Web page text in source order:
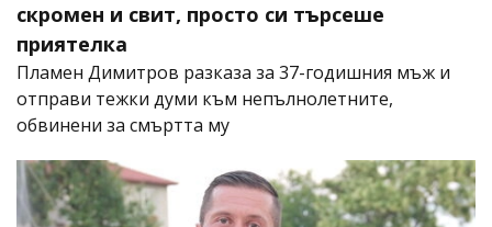
скромен и свит, просто си търсеше
приятелка
Пламен Димитров разказа за 37-годишния мъж и
отправи тежки думи към непълнолетните,
обвинени за смъртта му